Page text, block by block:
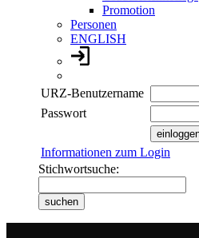
Promotion
Personen
ENGLISH
URZ-Benutzername
Passwort
Informationen zum Login
Stichwortsuche: